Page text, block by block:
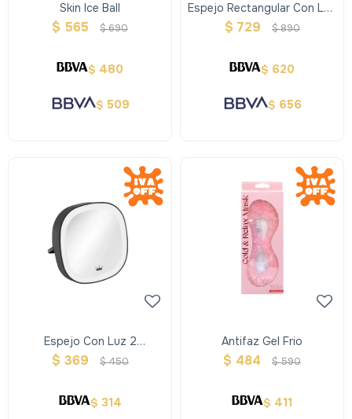
Skin Ice Ball
$ 565 $690
$ 480
$ 509
Espejo Rectangular Con Luz
Led Y Soporte Abatible
$ 729 $890
$ 620
$ 656
Espejo Con Luz 2
Intensidades
$ 369 $450
$ 314
Antifaz Gel Frio
$ 484 $ 590
$ 411